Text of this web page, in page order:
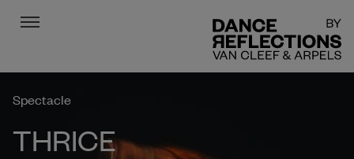
Menu
Spectacle
THRICE